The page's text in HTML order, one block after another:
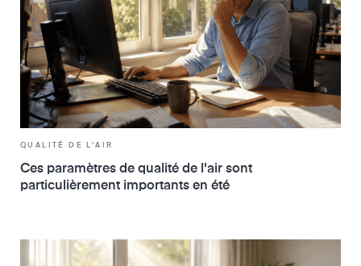
QUALITÉ DE L'AIR
Ces paramètres de qualité de l'air sont
particulièrement importants en été